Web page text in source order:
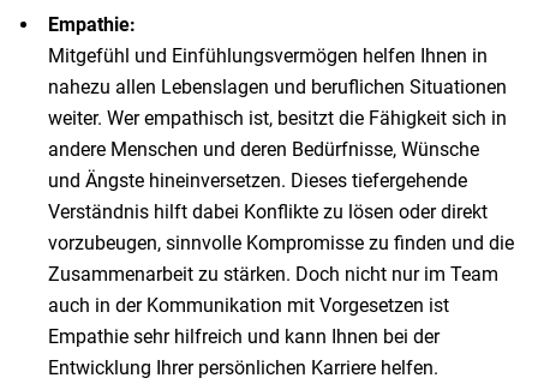
Empathie:
Mitgefühl und Einfühlungsvermögen helfen Ihnen in
nahezu allen Lebenslagen und beruflichen Situationen
weiter. Wer empathisch ist, besitzt die Fähigkeit sich in
andere Menschen und deren Bedürfnisse, Wünsche
und Ängste hineinversetzen. Dieses tiefergehende
Verständnis hilft dabei Konflikte zu lösen oder direkt
vorzubeugen, sinnvolle Kompromisse zu finden und die
Zusammenarbeit zu stärken. Doch nicht nur im Team
auch in der Kommunikation mit Vorgesetzen ist
Empathie sehr hilfreich und kann Ihnen bei der
Entwicklung Ihrer persönlichen Karriere helfen.